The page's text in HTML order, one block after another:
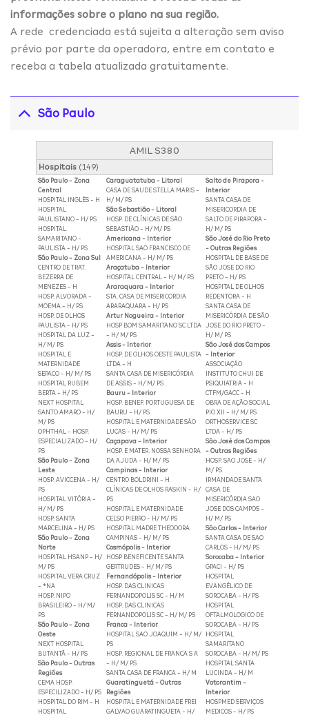
informações sobre o plano na sua região.
A rede credenciada está sujeita a alteração sem aviso
prévio por parte da operadora, entre em contato e
receba a tabela atualizada gratuitamente.
São Paulo
AMIL S380
Hospitais(149)
São Paulo - Zona
Central
HOSPITAL INGLÊS - H
HOSPITAL
PAULISTANO - H/ PS
HOSPITAL
SAMARITANO -
PAULISTA - H/ PS
São Paulo - Zona Sul
CENTRO DE TRAT.
BEZERRA DE
MENEZES - H
HOSP. ALVORADA -
MOEMA - H/ PS
HOSP. DE OLHOS
PAULISTA - H/ PS
HOSPITAL DA LUZ -
H/ M/ PS
HOSPITAL E
MATERNIDADE
SEPACO - H/ M/ PS
HOSPITAL RUBEM
BERTA - H/ PS
NEXT HOSPITAL
SANTO AMARO - H/
M/ PS
OPHTHAL - HOSP.
ESPECIALIZADO - H/
PS
São Paulo - Zona
Leste
HOSP. AVICCENA - H/
PS
HOSPITAL VITÓRIA -
H/ M/ PS
HOSP. SANTA
MARCELINA - H/ PS
São Paulo - Zona
Norte
HOSPITAL HSANP - H/
M/ PS
HOSPITAL VERA CRUZ
- *NA
HOSP. NIPO
BRASILEIRO - H/ M/
PS
São Paulo - Zona
Oeste
NEXT HOSPITAL
BUTANTÃ - H/ PS
São Paulo - Outras
Regiões
CEMA HOSP.
ESPECILIZADO - H/ PS
HOSPITAL DO RIM - H
HOSPITAL
Caraguatatuba - Litoral
CASA DE SAUDE STELLA MARIS -
H/ M/ PS
São Sebastião - Litoral
HOSP. DE CLÍNICAS DE SÃO
SEBASTIÃO - H/ M/ PS
Americana - Interior
HOSPITAL SAO FRANCISCO DE
AMERICANA - H/ M/ PS
Araçatuba - Interior
HOSPITAL CENTRAL - H/ M/ PS
Araraquara - Interior
STA. CASA DE MISERICORDIA
ARARAQUARA - H/ PS
Artur Nogueira - Interior
HOSP BOM SAMARITANO SC LTDA
- H/ M/ PS
Assis - Interior
HOSP. DE OLHOS OESTE PAULISTA
LTDA - H
SANTA CASA DE MISERICÓRDIA
DE ASSIS - H/ M/ PS
Bauru - Interior
HOSP. BENEF. PORTUGUESA DE
BAURU - H/ PS
HOSPITAL E MATERNIDADE SÃO
LUCAS - H/ M/ PS
Caçapava - Interior
HOSP. E MATER. NOSSA SENHORA
DA AJUDA - H/ M/ PS
Campinas - Interior
CENTRO BOLDRINI - H
CLÍNICAS DE OLHOS RASKIN - H/
PS
HOSPITAL E MATERNIDADE
CELSO PIERRO - H/ M/ PS
HOSPITAL MADRE THEODORA
CAMPINAS - H/ M/ PS
Cosmópolis - Interior
HOSP BENEFICENTE SANTA
GERTRUDES - H/ M/ PS
Fernandópolis - Interior
HOSP. DAS CLINICAS
FERNANDOPOLIS SC - H/ M
HOSP. DAS CLINICAS
FERNANDOPOLIS SC - H/ M/ PS
Franca - Interior
HOSPITAL SAO JOAQUIM - H/ M/
PS
HOSP. REGIONAL DE FRANCA S A
- H/ M/ PS
SANTA CASA DE FRANCA - H/ M
Guaratinguetá - Outras
Regiões
HOSPITAL E MATERNIDADE FREI
GALVAO GUARATINGUETA - H/
Salto de Pirapora -
Interior
SANTA CASA DE
MISERICORDIA DE
SALTO DE PIRAPORA -
H/ M/ PS
São José do Rio Preto
- Outras Regiões
HOSPITAL DE BASE DE
SÃO JOSE DO RIO
PRETO - H/ PS
HOSPITAL DE OLHOS
REDENTORA - H
SANTA CASA DE
MISERICÓRDIA DE SÃO
JOSE DO RIO PRETO -
H/ M/ PS
São José dos Campos
- Interior
ASSOCIAÇÃO
INSTITUTO CHUI DE
PSIQUIATRIA - H
CTFM/GACC - H
OBRA DE AÇÃO SOCIAL
PIO XII - H/ M/ PS
ORTHOSERVICE SC
LTDA - H/ PS
São José dos Campos
- Outras Regiões
HOSP. SAO JOSE - H/
M/ PS
IRMANDADE SANTA
CASA DE
MISERICÓRDIA SAO
JOSE DOS CAMPOS -
H/ M/ PS
São Carlos - Interior
SANTA CASA DE SAO
CARLOS - H/ M/ PS
Sorocaba - Interior
GPACI - H/ PS
HOSPITAL
EVANGÉLICO DE
SOROCABA - H/ PS
HOSPITAL
OFTALMOLOGICO DE
SOROCABA - H/ PS
HOSPITAL
SAMARITANO
SOROCABA - H/ M/ PS
HOSPITAL SANTA
LUCINDA - H/ M
Votorantim -
Interior
HOSPMED SERVIÇOS
MEDICOS - H/ PS